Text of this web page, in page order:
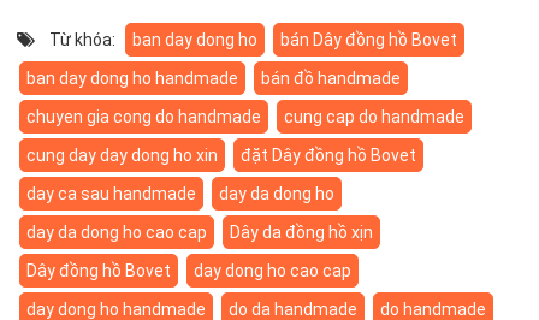
Từ khóa: ban day dong ho
bán Dây đồng hồ Bovet
ban day dong ho handmade
bán đồ handmade
chuyen gia cong do handmade
cung cap do handmade
cung day day dong ho xin
đặt Dây đồng hồ Bovet
day ca sau handmade
day da dong ho
day da dong ho cao cap
Dây da đồng hồ xịn
Dây đồng hồ Bovet
day dong ho cao cap
day dong ho handmade
do da handmade
do handmade